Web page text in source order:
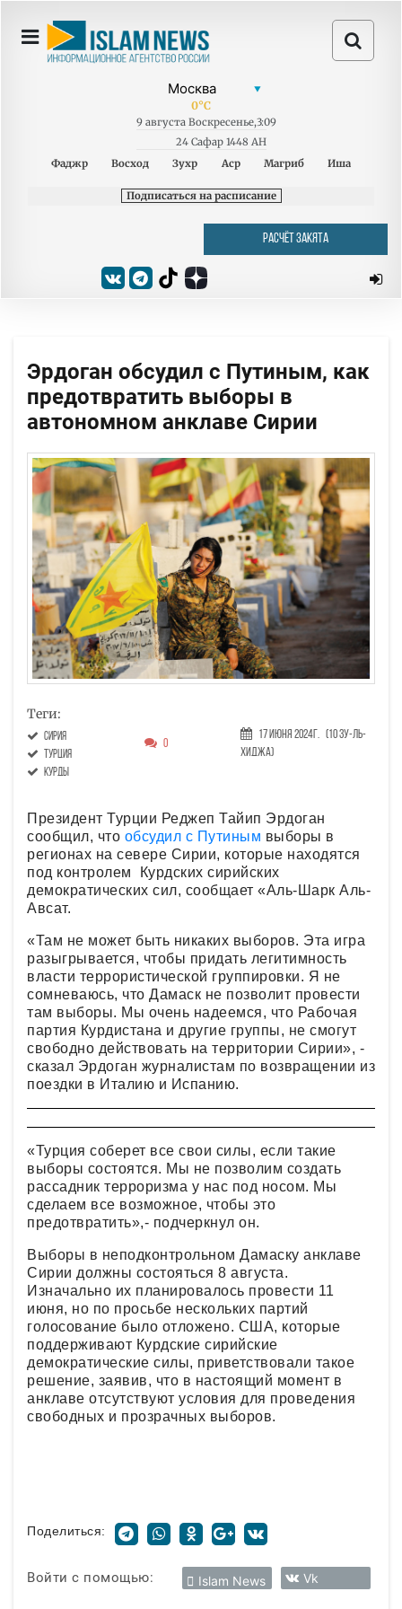
0°C
9 августа Воскресенье,3:09
24 Сафар 1448 AH
Фаджр
Восход Зухр Аср Магриб Иша
Подписаться на расписание
РАСЧЁТ ЗАКЯТА
Эрдоган обсудил с Путиным, как
предотвратить выборы в
автономном анклаве Сирии
Теги:
Сирия
Турция
курды
0
17 Июня 2024г. (10 Зу-ль-
хиджа)
Президент Турции Реджеп Тайип Эрдоган
сообщил, что обсудил с Путиным выборы в
регионах на севере Сирии, которые находятся
под контролем Курдских сирийских
демократических сил, сообщает «Аль-Шарк Аль-
Авсат.
«Там не может быть никаких выборов. Эта игра
разыгрывается, чтобы придать легитимность
власти террористической группировки. Я не
сомневаюсь, что Дамаск не позволит провести
там выборы. Мы очень надеемся, что Рабочая
партия Курдистана и другие группы, не смогут
свободно действовать на территории Сирии», -
сказал Эрдоган журналистам по возвращении из
поездки в Италию и Испанию.
«Турция соберет все свои силы, если такие
выборы состоятся. Мы не позволим создать
рассадник терроризма у нас под носом. Мы
сделаем все возможное, чтобы это
предотвратить»,- подчеркнул он.
Выборы в неподконтрольном Дамаску анклаве
Сирии должны состояться 8 августа.
Изначально их планировалось провести 11
июня, но по просьбе нескольких партий
голосование было отложено. США, которые
поддерживают Курдские сирийские
демократические силы, приветствовали такое
решение, заявив, что в настоящий момент в
анклаве отсутствуют условия для проведения
свободных и прозрачных выборов.
Поделиться:
Войти с помощью: Islam News Vk